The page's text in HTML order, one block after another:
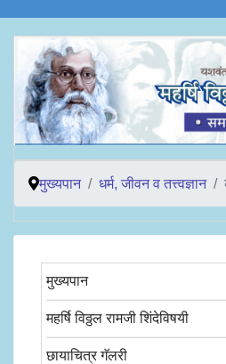
मुख्यपान धर्म, जीवन व तत्त्वज्ञान
मुख्यपान
महर्षि विठ्ठल रामजी शिंदेविषयी
छायाचित्र गॅलरी